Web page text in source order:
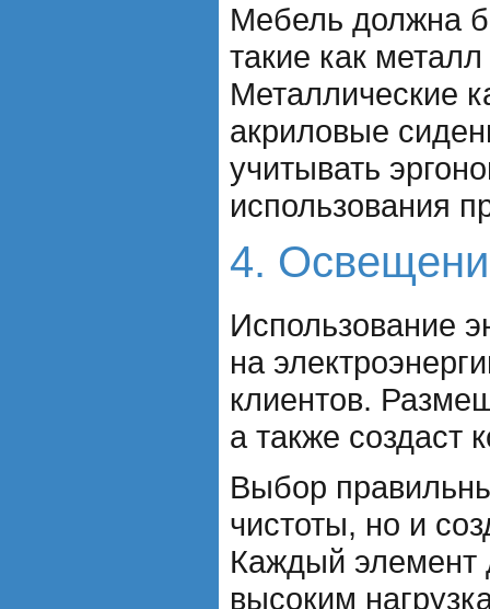
Мебель должна
такие как
Металлические
акриловые
учитывать
использования
4.
Использование
на
клиентов.
а также
Выбор
чистоты, но и
Каждый элемент
высоким